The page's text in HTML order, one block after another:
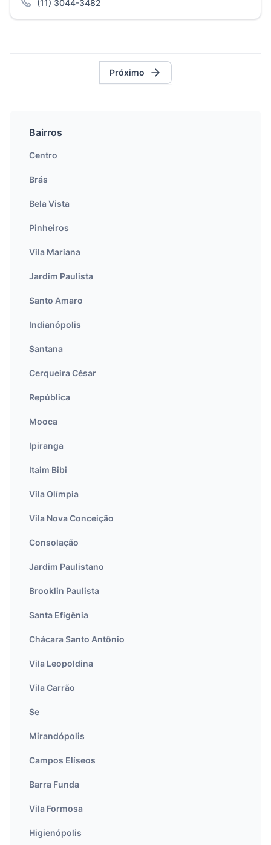
(11) 3044-3482
Próximo
Bairros
Centro
Brás
Bela Vista
Pinheiros
Vila Mariana
Jardim Paulista
Santo Amaro
Indianópolis
Santana
Cerqueira César
República
Mooca
Ipiranga
Itaim Bibi
Vila Olímpia
Vila Nova Conceição
Consolação
Jardim Paulistano
Brooklin Paulista
Santa Efigênia
Chácara Santo Antônio
Vila Leopoldina
Vila Carrão
Se
Mirandópolis
Campos Elíseos
Barra Funda
Vila Formosa
Higienópolis